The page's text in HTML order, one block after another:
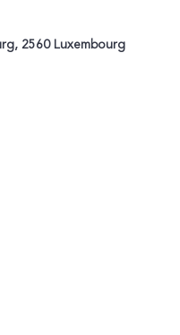
2560 Luxembourg